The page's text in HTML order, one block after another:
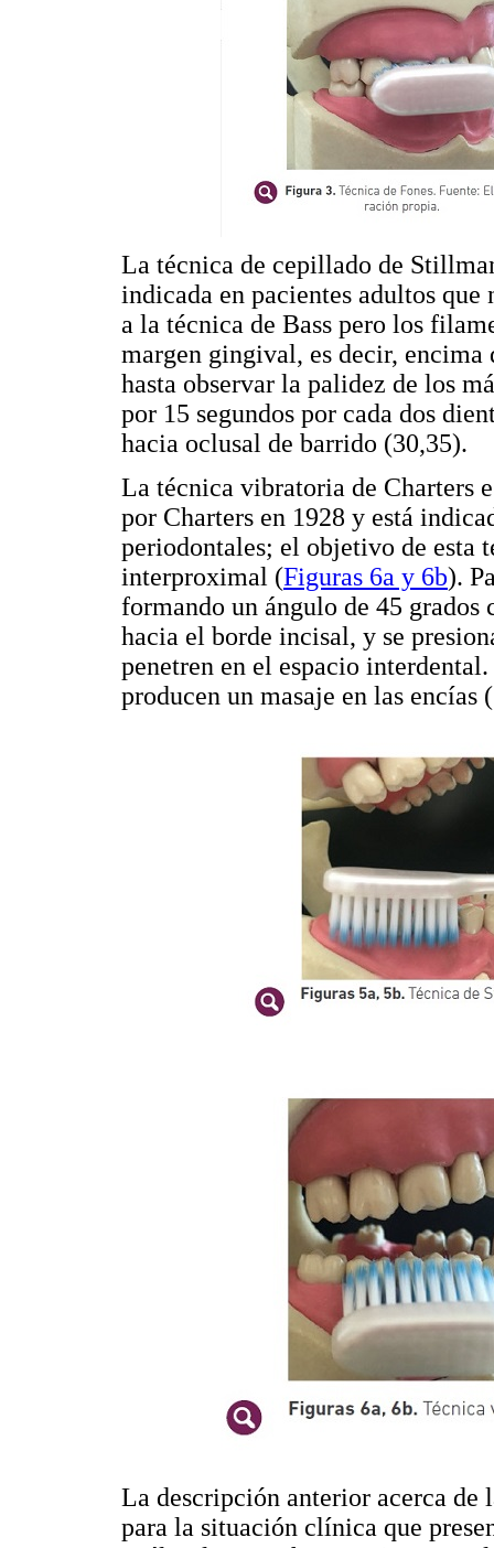
La técnica de cepillado de
indicada en pacientes adultos
a la técnica de Bass pero los
margen gingival, es decir, encima
hasta observar la palidez de los
por 15 segundos por cada dos
hacia oclusal de barrido (30,35).
La técnica vibratoria de Charters
por Charters en 1928 y está
periodontales; el objetivo de esta
interproximal (Figuras 6a y 6b).
formando un ángulo de 45
hacia el borde incisal, y se
penetren en el espacio
producen un masaje en las encías
La descripción anterior acerca de
para la situación clínica que